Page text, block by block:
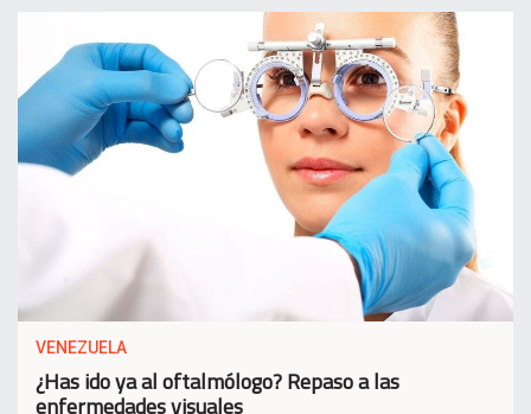
VENEZUELA
¿Has ido ya al oftalmólogo? Repaso a las
enfermedades visuales